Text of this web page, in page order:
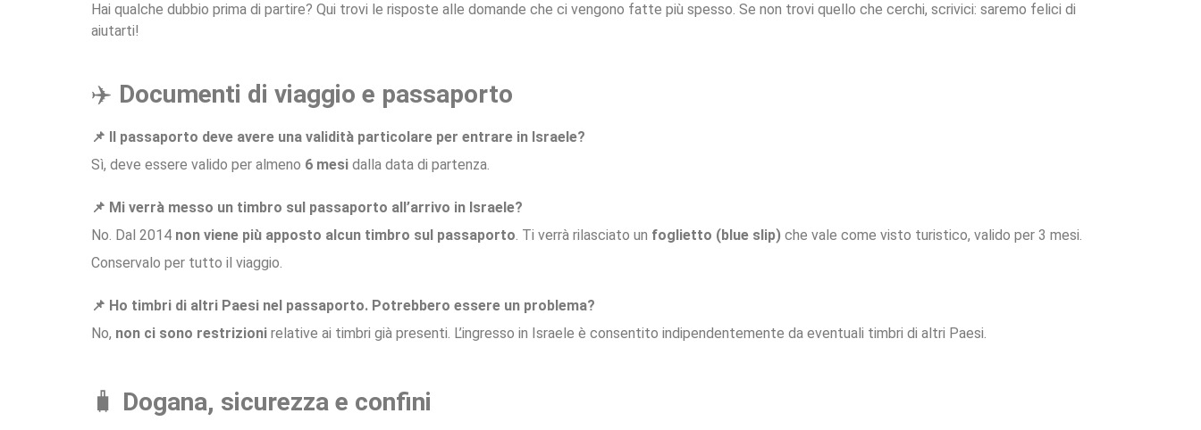
Hai qualche dubbio prima di partire? Qui trovi le risposte alle domande che ci vengono fatte più spesso. Se non trovi quello che cerchi, scrivici: saremo felici di
aiutarti!
✈️ Documenti di viaggio e passaporto
📌 Il passaporto deve avere una validità particolare per entrare in Israele?
Sì, deve essere valido per almeno 6 mesi dalla data di partenza.
📌 Mi verrà messo un timbro sul passaporto all’arrivo in Israele?
No. Dal 2014 non viene più apposto alcun timbro sul passaporto. Ti verrà rilasciato un foglietto (blue slip) che vale come visto turistico, valido per 3 mesi.
Conservalo per tutto il viaggio.
📌 Ho timbri di altri Paesi nel passaporto. Potrebbero essere un problema?
No, non ci sono restrizioni relative ai timbri già presenti. L’ingresso in Israele è consentito indipendentemente da eventuali timbri di altri Paesi.
🧳 Dogana, sicurezza e confini